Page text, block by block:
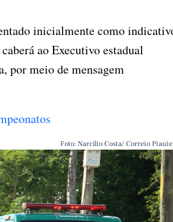
inicialmente como
ao Executivo estadual
por meio de mensagem
Foto: Narcílio Costa/ Correio